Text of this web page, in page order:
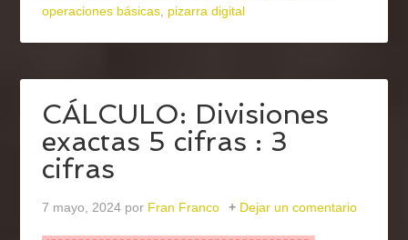
operaciones básicas, pizarra digital
CÁLCULO: Divisiones
exactas 5 cifras : 3
cifras
7 mayo, 2024 por Fran Franco Dejar un comentario